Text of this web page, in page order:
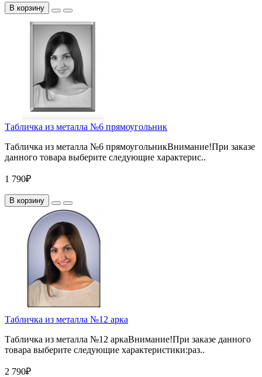
В корзину
Табличка из металла №6 прямоугольник
Табличка из металла №6 прямоугольникВнимание!При заказе
данного товара выберите следующие характерис..
1 790₽
В корзину
Табличка из металла №12 арка
Табличка из металла №12 аркаВнимание!При заказе данного
товара выберите следующие характеристики:раз..
2 790₽